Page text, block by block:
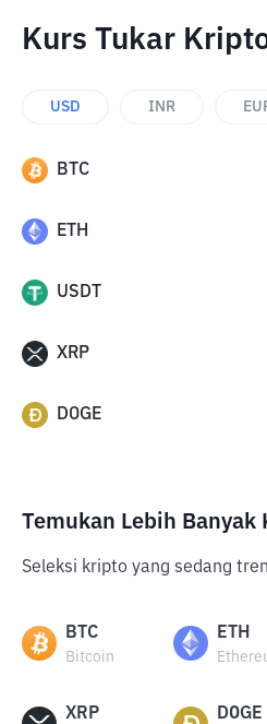
Kurs Tukar
USD INR
BTC
ETH
USDT
XRP
DOGE
Temukan Lebih Banyak
Seleksi kripto yang sedang
BTC
Bitcoin
ETH
XRP DOGE